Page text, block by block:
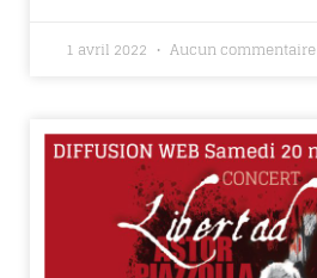
1 avril 2022 Aucun commentaire